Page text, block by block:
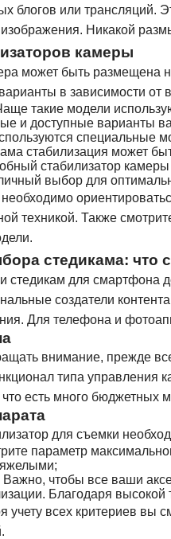
блогов или трансляций.
изображения. Никакой
камеры
может быть размещена
в зависимости от
такие модели
и доступные варианты
специальные
стабилизация может
стабилизатор
выбор для
техникой. Также
стедикама: что
для смартфона
создатели
Для телефона и
внимание, прежде
типа управления
есть много бюджетных
для съемки
параметр
чтобы все ваши
Благодаря
учету всех критериев вы